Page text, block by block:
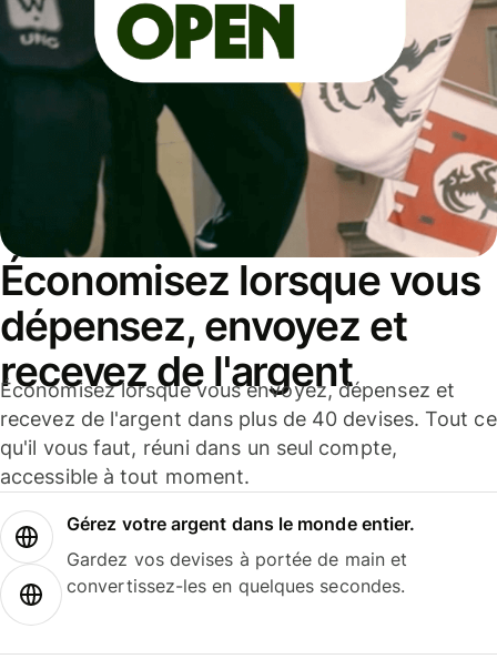
Économisez lorsque vous
dépensez, envoyez et
recevez de l'argent
Économisez lorsque vous envoyez, dépensez et
recevez de l'argent dans plus de 40 devises. Tout ce
qu'il vous faut, réuni dans un seul compte,
accessible à tout moment.
Gérez votre argent dans le monde entier.
Gardez vos devises à portée de main et
convertissez-les en quelques secondes.